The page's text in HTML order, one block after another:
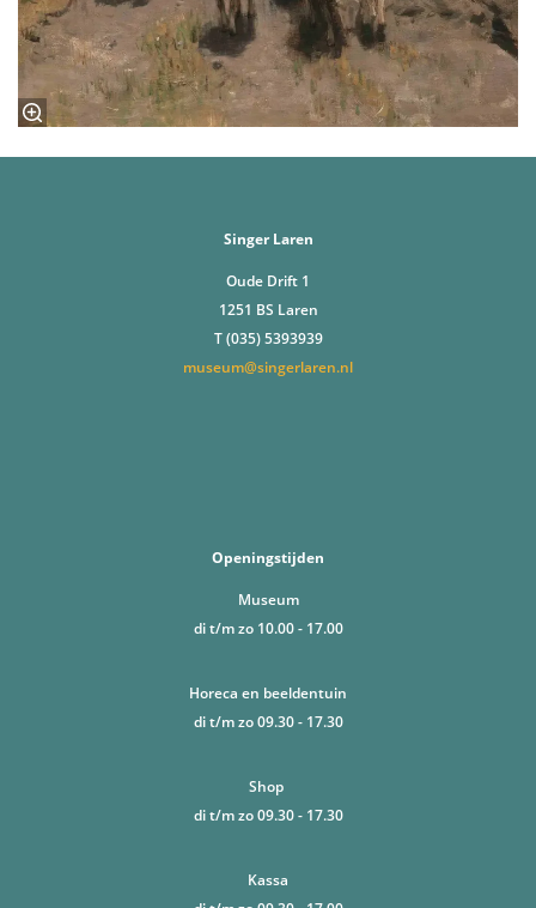
Singer Laren
Oude Drift 1
1251 BS Laren
T (035) 5393939
museum@singerlaren.nl
Openingstijden
Museum
di t/m zo 10.00 - 17.00
Horeca en beeldentuin
di t/m zo 09.30 - 17.30
Shop
di t/m zo 09.30 - 17.30
Kassa